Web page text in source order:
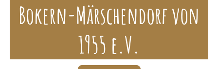
Bokern-Märschendorf von
1955 e.V.